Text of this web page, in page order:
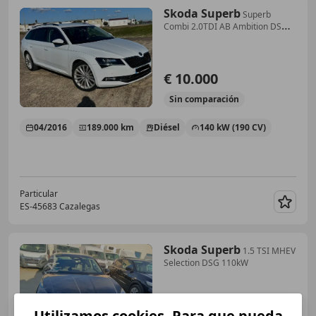
Skoda SuperbSuperb
Combi 2.0TDI AB Ambition DSG6
€ 10.000
Sin comparación
04/2016 189.000 km Diésel 140 kW (190 CV)
Particular
ES-45683 Cazalegas
Skoda Superb 1.5 TSI MHEV
Selection DSG 110kW